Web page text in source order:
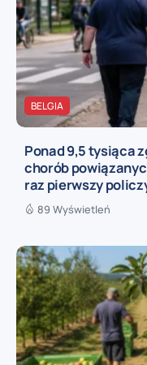
BELGIA
Ponad 9,5 tysiąca
chorób
raz pierwszy
89 Wyświetleń